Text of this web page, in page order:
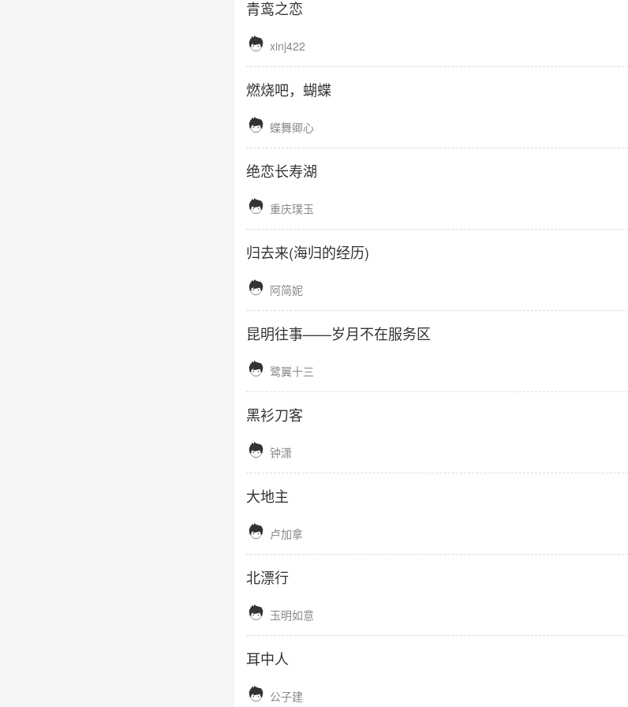
青鸾之恋
 xinj422
燃烧吧，蝴蝶
 蝶舞卿心
绝恋长寿湖
 重庆璞玉
归去来(海归的经历)
 阿简妮
昆明往事——岁月不在服务区
 鹭翼十三
黑衫刀客
 钟潇
大地主
 卢加拿
北漂行
 玉明如意
耳中人
 公子建